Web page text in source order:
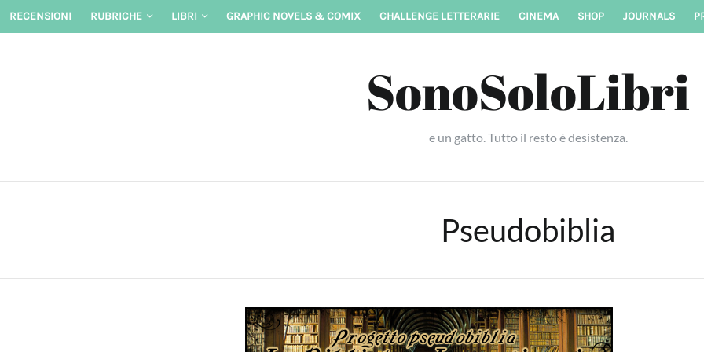
Skip
RECENSIONI RUBRICHE LIBRI GRAPHIC NOVELS & COMIX CHALLENGE LETTERARIE CINEMA SHOP JOURNALS
SonoSoloLibri
e un gatto. Tutto il resto è desistenza.
Pseudobiblia